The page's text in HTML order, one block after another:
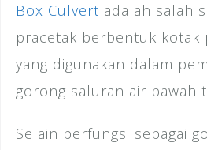
Box Culvert adalah salah
pracetak berbentuk kotak
yang digunakan dalam
gorong saluran air bawah
Selain berfungsi sebagai